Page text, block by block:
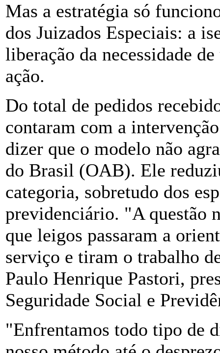
Mas a estratégia só
dos Juizados Especiais: a
liberação da necessidade
ação.
Do total de pedidos
contaram com a
dizer que o modelo não
do Brasil (OAB). Ele
categoria, sobretudo dos
previdenciário. "A questão
que leigos passaram a
serviço e tiram o trabalho
Paulo Henrique Pastori,
Seguridade Social e
"Enfrentamos todo tipo de